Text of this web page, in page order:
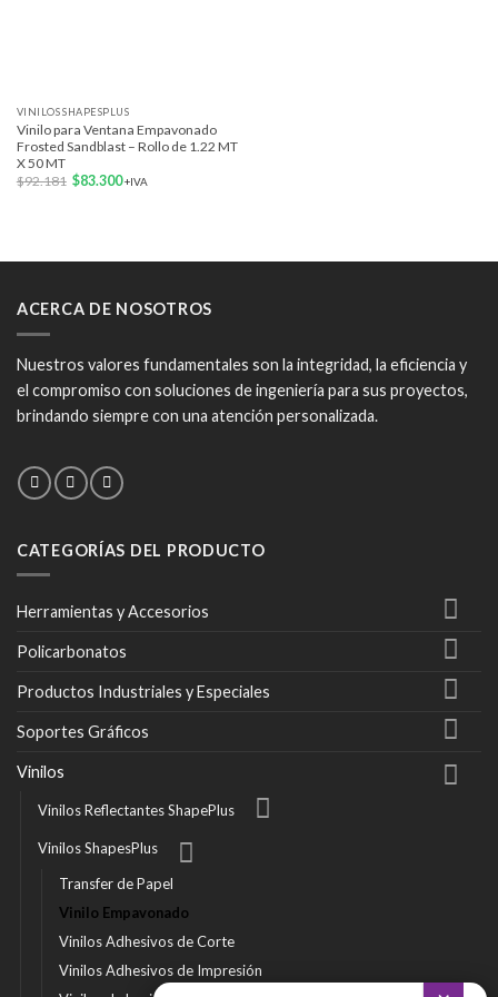
VINILOS SHAPESPLUS
Vinilo para Ventana Empavonado
Frosted Sandblast – Rollo de 1.22 MT
X 50 MT
$92.181 El
precio
$83.300El+IVA
ACERCA DE NOSOTROS
Nuestros valores fundamentales son la integridad, la eficiencia y
el compromiso con soluciones de ingeniería para sus proyectos,
brindando siempre con una atención personalizada.
CATEGORÍAS DEL PRODUCTO
Herramientas y Accesorios
Policarbonatos
Productos Industriales y Especiales
Soportes Gráficos
Vinilos
Vinilos Reflectantes ShapePlus
Vinilos ShapesPlus
Transfer de Papel
Vinilo Empavonado
Vinilos Adhesivos de Corte
Vinilos Adhesivos de Impresión